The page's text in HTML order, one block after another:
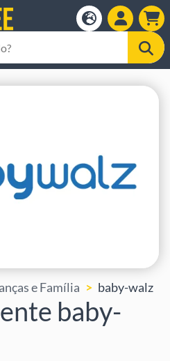
e Família baby-walz
baby-